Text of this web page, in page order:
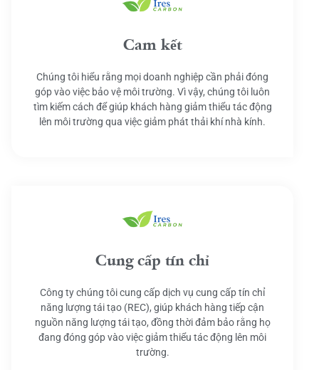
Cam kết
Chúng tôi hiểu rằng mọi doanh nghiệp cần phải đóng
góp vào việc bảo vệ môi trường. Vì vậy, chúng tôi luôn
tìm kiếm cách để giúp khách hàng giảm thiểu tác động
lên môi trường qua việc giảm phát thải khí nhà kính.
Cung cấp tín chỉ
Công ty chúng tôi cung cấp dịch vụ cung cấp tín chỉ
năng lượng tái tạo (REC), giúp khách hàng tiếp cận
nguồn năng lượng tái tạo, đồng thời đảm bảo rằng họ
đang đóng góp vào việc giảm thiểu tác động lên môi
trường.